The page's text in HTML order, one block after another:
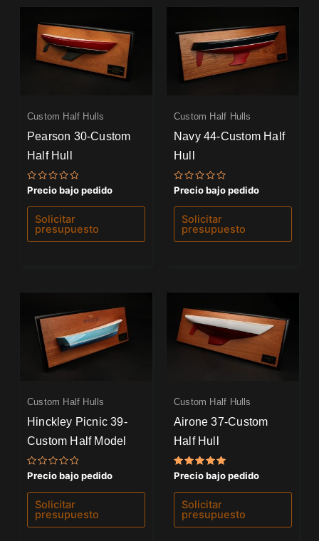
Custom Half Hulls
Pearson 30-Custom
Half Hull
Valorado
con
0
de
Precio bajo pedido
Solicitar
presupuesto
Custom Half Hulls
Navy 44-Custom Half
Hull
Valorado
con
0
de
Precio bajo pedido
Solicitar
presupuesto
Custom Half Hulls
Hinckley Picnic 39-
Custom Half Model
Valorado
con
0
de
Precio bajo pedido
Solicitar
presupuesto
Custom Half Hulls
Airone 37-Custom
Half Hull
Valorado
con
5.00
de 5
Precio bajo pedido
Solicitar
presupuesto